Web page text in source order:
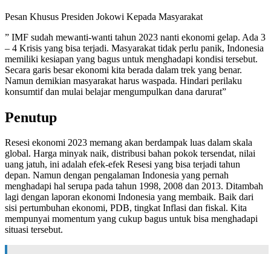
Pesan Khusus Presiden Jokowi Kepada Masyarakat
” IMF sudah mewanti-wanti tahun 2023 nanti ekonomi gelap. Ada 3
– 4 Krisis yang bisa terjadi. Masyarakat tidak perlu panik, Indonesia
memiliki kesiapan yang bagus untuk menghadapi kondisi tersebut.
Secara garis besar ekonomi kita berada dalam trek yang benar.
Namun demikian masyarakat harus waspada. Hindari perilaku
konsumtif dan mulai belajar mengumpulkan dana darurat”
Penutup
Resesi ekonomi 2023 memang akan berdampak luas dalam skala
global. Harga minyak naik, distribusi bahan pokok tersendat, nilai
uang jatuh, ini adalah efek-efek Resesi yang bisa terjadi tahun
depan. Namun dengan pengalaman Indonesia yang pernah
menghadapi hal serupa pada tahun 1998, 2008 dan 2013. Ditambah
lagi dengan laporan ekonomi Indonesia yang membaik. Baik dari
sisi pertumbuhan ekonomi, PDB, tingkat Inflasi dan fiskal. Kita
mempunyai momentum yang cukup bagus untuk bisa menghadapi
situasi tersebut.